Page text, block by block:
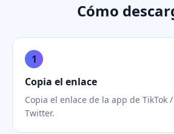
Cómo
1
Copia el enlace
Copia el enlace de la app de TikTok
Twitter.